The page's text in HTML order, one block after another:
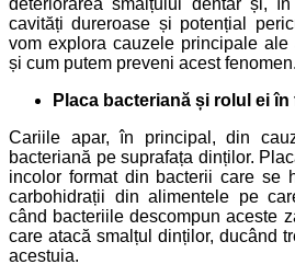
cavități dureroase și potențial
vom explora cauzele principale
și cum putem preveni acest fenomen.
Placa bacteriană și rolul ei
Cariile apar, în principal, din
bacteriană pe suprafața dinților.
incolor format din bacterii care se
carbohidrații din alimentele pe
când bacteriile descompun aceste
care atacă smalțul dinților, ducând
acestuia.